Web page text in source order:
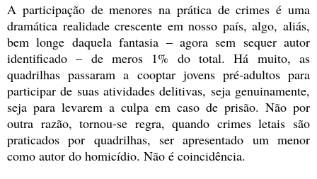
A participação de menores na prática de crimes é uma
dramática realidade crescente em nosso país, algo, aliás,
bem longe daquela fantasia – agora sem sequer autor
identificado – de meros 1% do total. Há muito, as
quadrilhas passaram a cooptar jovens pré-adultos para
participar de suas atividades delitivas, seja genuinamente,
seja para levarem a culpa em caso de prisão. Não por
outra razão, tornou-se regra, quando crimes letais são
praticados por quadrilhas, ser apresentado um menor
como autor do homicídio. Não é coincidência.